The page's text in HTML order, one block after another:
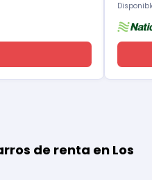
de renta en Los